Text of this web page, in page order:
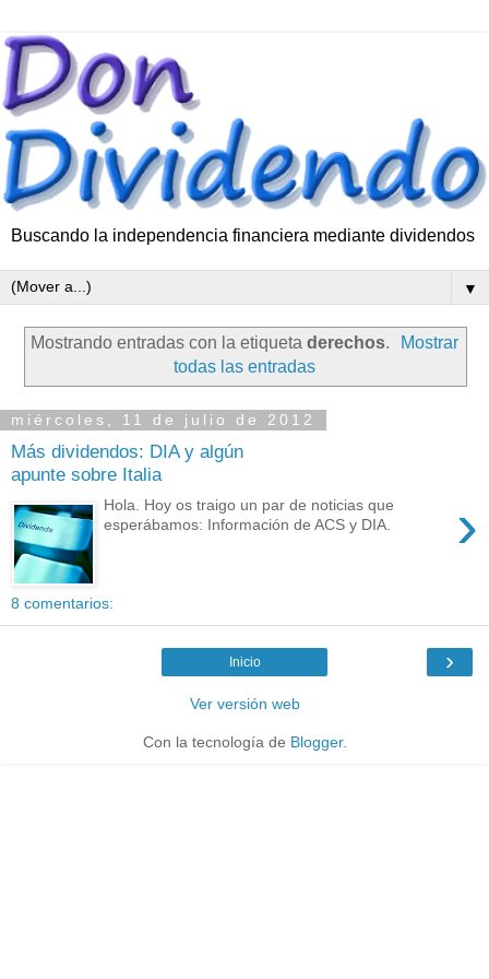
Buscando la independencia financiera mediante dividendos
▼
Mostrando entradas con la etiqueta derechos.
Mostrar
todas las entradas
miércoles, 11 de julio de 2012
Más dividendos: DIA y algún
apunte sobre Italia
›
Hola. Hoy os traigo un par de noticias que
esperábamos: Información de ACS y DIA.
8 comentarios:
›
Inicio
Ver versión web
Con la tecnología de Blogger.